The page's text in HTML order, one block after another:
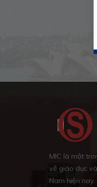
MIC là một
về giáo dục
Nam hiện